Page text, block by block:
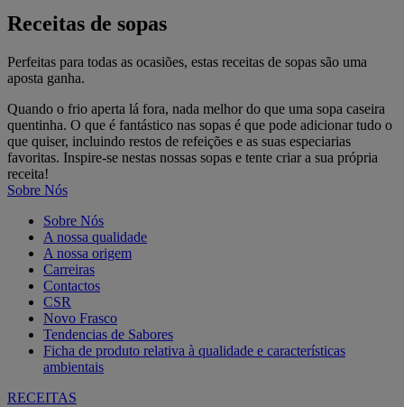
Receitas de sopas
Perfeitas para todas as ocasiões, estas receitas de sopas são uma
aposta ganha.
Quando o frio aperta lá fora, nada melhor do que uma sopa caseira
quentinha. O que é fantástico nas sopas é que pode adicionar tudo o
que quiser, incluindo restos de refeições e as suas especiarias
favoritas. Inspire-se nestas nossas sopas e tente criar a sua própria
receita!
Sobre Nós
Sobre Nós
A nossa qualidade
A nossa origem
Carreiras
Contactos
CSR
Novo Frasco
Tendencias de Sabores
Ficha de produto relativa à qualidade e características
ambientais
RECEITAS